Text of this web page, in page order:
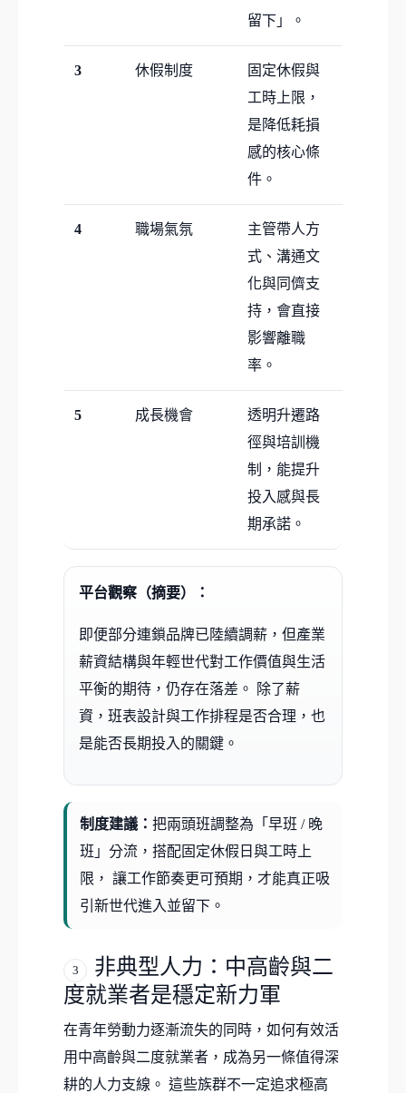
留下」。
3 休假制度
固定休假與
工時上限，
是降低耗損
感的核心條
件。
4 職場氣氛
主管帶人方
式、溝通文
化與同儕支
持，會直接
影響離職
率。
5 成長機會
透明升遷路
徑與培訓機
制，能提升
投入感與長
期承諾。
平台觀察（摘要）：
即便部分連鎖品牌已陸續調薪，但產業
薪資結構與年輕世代對工作價值與生活
平衡的期待，仍存在落差。 除了薪
資，班表設計與工作排程是否合理，也
是能否長期投入的關鍵。
制度建議： 把兩頭班調整為「早班 / 晚
班」分流，搭配固定休假日與工時上
限， 讓工作節奏更可預期，才能真正吸
引新世代進入並留下。
3
非典型人力：中高齡與二
度就業者是穩定新力軍
在青年勞動力逐漸流失的同時，如何有效活
用中高齡與二度就業者，成為另一條值得深
耕的人力支線。 這些族群不一定追求極高